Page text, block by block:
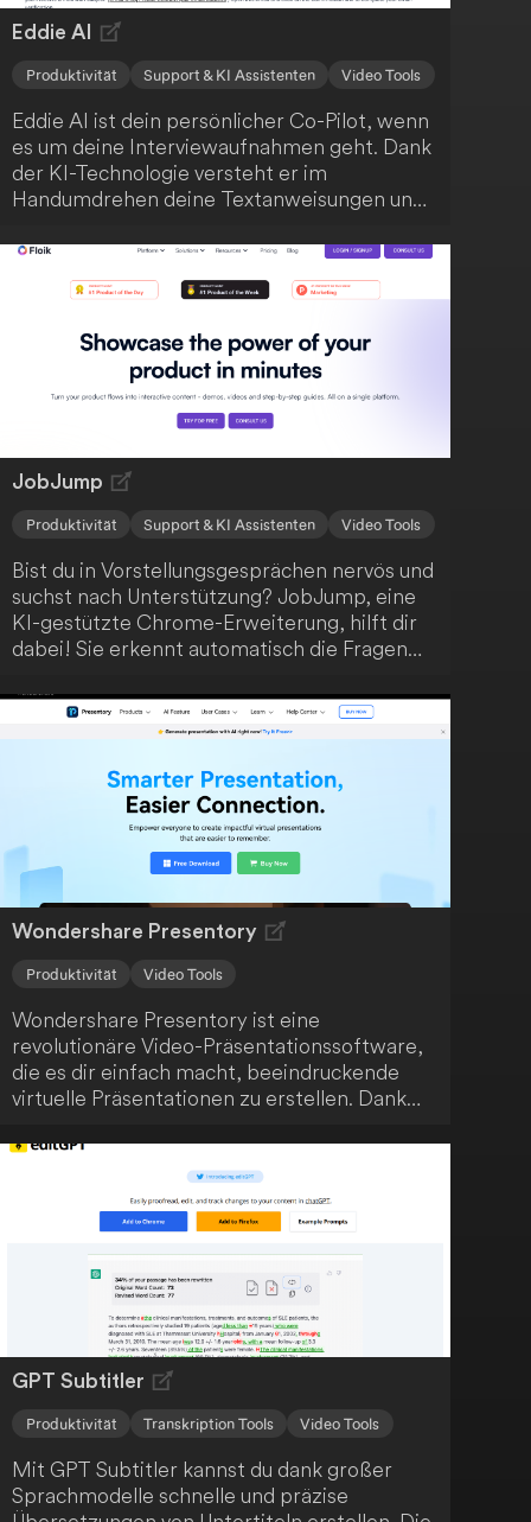
Eddie AI
Produktivität Support & KI Assistenten Video Tools
Eddie AI ist dein persönlicher Co-Pilot, wenn
es um deine Interviewaufnahmen geht. Dank
der KI-Technologie versteht er im
Handumdrehen deine Textanweisungen und
bearbeiten. Du kannst stärkere Hooks
anfordern, deine Schnitte prägnanter
gestalten und nahtlos mit Eddie iterieren.
Anschließend exportierst du die Ergebnisse
ganz einfach als MP4 oder arbeitest sie in
Adobe, DaVinci Resolve und FCP weiter aus.
JobJump
Produktivität Support & KI Assistenten Video Tools
Bist du in Vorstellungsgesprächen nervös und
suchst nach Unterstützung? JobJump, eine
KI-gestützte Chrome-Erweiterung, hilft dir
dabei! Sie erkennt automatisch die Fragen
Antwortvorschläge basierend auf deinem
Lebenslauf. Mit dieser innovativen Lösung
Land ziehen.
Wondershare Presentory
Produktivität Video Tools
Wondershare Presentory ist eine
revolutionäre Video-Präsentationssoftware,
die es dir einfach macht, beeindruckende
virtuelle Präsentationen zu erstellen. Dank
deine Botschaft sicher bei deinem Publikum
GPT Subtitler
Produktivität Transkription Tools Video Tools
Mit GPT Subtitler kannst du dank großer
Sprachmodelle schnelle und präzise